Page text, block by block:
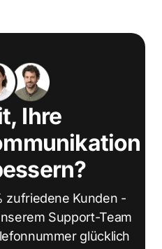
Ihre
zufriedene Kunden -
Support-Team
glücklich